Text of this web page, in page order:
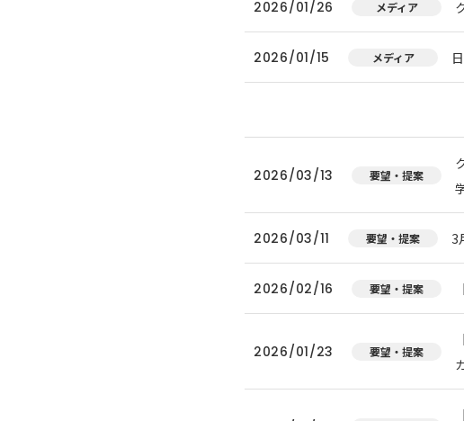
2026/01/26 メディア
2026/01/15 メディア
2026/03/13 要望・提案
2026/03/11 要望・提案 3
2026/02/16 要望・提案
2026/01/23 要望・提案